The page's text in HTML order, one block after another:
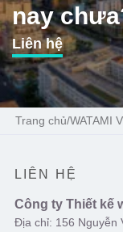
nay
Liên hệ
Trang chủ/WATAMI
LIÊN HỆ
Công ty Thiết kế
Địa chỉ: 156 Nguyễn